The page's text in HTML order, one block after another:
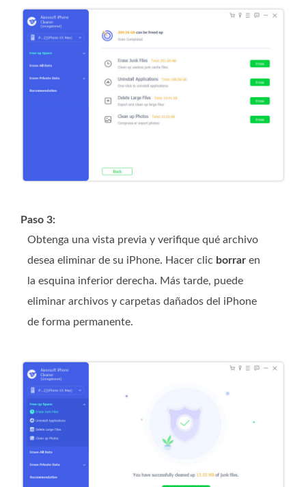
Paso 3:
Obtenga una vista previa y verifique qué archivo
desea eliminar de su iPhone. Hacer clic borrar en
la esquina inferior derecha. Más tarde, puede
eliminar archivos y carpetas dañados del iPhone
de forma permanente.